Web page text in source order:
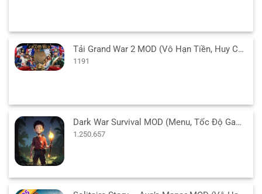
Tải Grand War 2 MOD (Vô Hạn Tiền, Huy Chương) v1191 APK
1191
Dark War Survival MOD (Menu, Tốc Độ Game) v1.250.657 APK
1.250.657